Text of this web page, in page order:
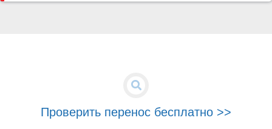
Проверить перенос бесплатно >>